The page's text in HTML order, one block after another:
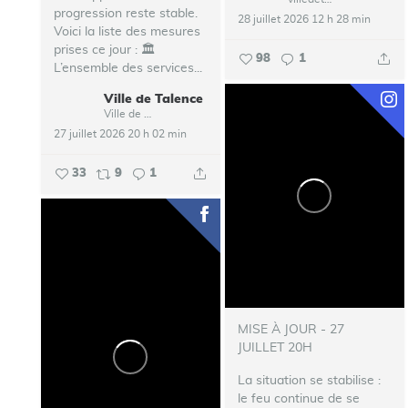
28 juillet 2026 12 h 28 min
98 1
progression reste stable.
Voici la liste des mesures
prises ce jour : 🏛️
L’ensemble des services...
Ville de Talence
27 juillet 2026 20 h 02 min
33 9 1
MISE À JOUR - 27
JUILLET 20H
La situation se stabilise :
le feu continue de se